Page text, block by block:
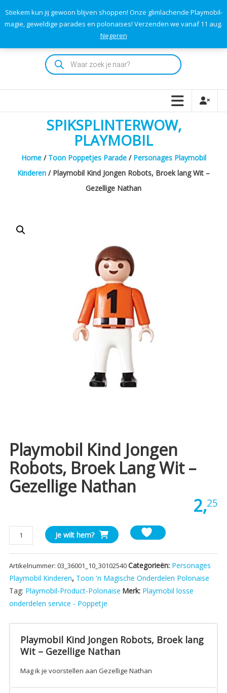
Stiekem kun jij gewoon blijven shoppen! Onze glimlachende Playmobil-
magie, geweldige parades en polonaises! Verzenden we vanaf 11 aug.
Negeren
content
Playmodok
Tweedehands
dromen
voor
iedereen
TOTAAL
Producten
zoeken
SPIKSPLINTERWOW,
PLAYMOBIL
Home/ Toon Poppetjes Parade/ Personages Playmobil
Kinderen / Playmobil Kind Jongen Robots, Broek lang Wit –
Gezellige Nathan
Playmobil Kind Jongen
Robots, Broek Lang Wit –
Gezellige Nathan
2,25
Playmobil
Kind
Jongen
Robots,
Broek
lang
Wit
Gezellige
Nathan
aantal
Je wilt hem?
Artikelnummer: 03_36001_10_30102540Categorieën: Personages
Playmobil Kinderen, Toon 'n Magische Onderdelen Polonaise
Tag: Playmobil-Product-Polonaise Merk: Playmobil losse
onderdelen service - Poppetje
Playmobil Kind Jongen Robots, Broek lang
Wit – Gezellige Nathan
Mag ik je voorstellen aan Gezellige Nathan